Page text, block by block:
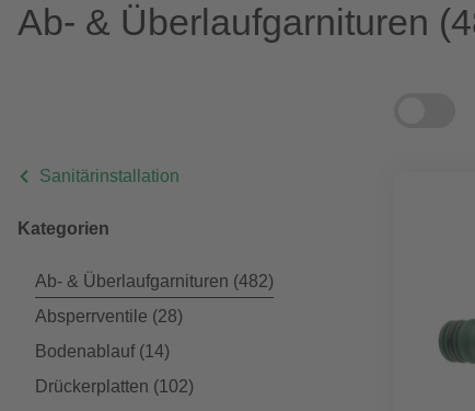
Ab- & Überlaufgarnituren
Sanitärinstallation
Kategorien
Ab- & Überlaufgarnituren (482)
Absperrventile (28)
Bodenablauf(14)
Drückerplatten (102)